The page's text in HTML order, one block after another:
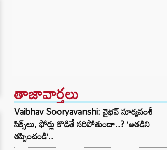
తాజావార్తలు
Vaibhav Sooryavanshi: వైభవ్ సూర్యవంశీ
సిక్స్‌లు, ఫోర్లు కొడితే సరిపోతుందా..? ‘అతడిని
తప్పించండి’..